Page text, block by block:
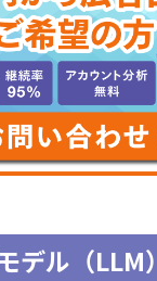
デル（LLM